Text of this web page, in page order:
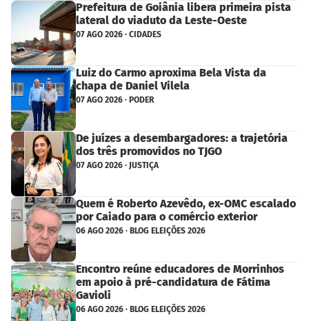
Prefeitura de Goiânia libera primeira pista
lateral do viaduto da Leste-Oeste
07 AGO 2026 · CIDADES
Luiz do Carmo aproxima Bela Vista da
chapa de Daniel Vilela
07 AGO 2026 · PODER
De juízes a desembargadores: a trajetória
dos três promovidos no TJGO
07 AGO 2026 · JUSTIÇA
Quem é Roberto Azevêdo, ex-OMC escalado
por Caiado para o comércio exterior
06 AGO 2026 · BLOG ELEIÇÕES 2026
Encontro reúne educadores de Morrinhos
em apoio à pré-candidatura de Fátima
Gavioli
06 AGO 2026 · BLOG ELEIÇÕES 2026